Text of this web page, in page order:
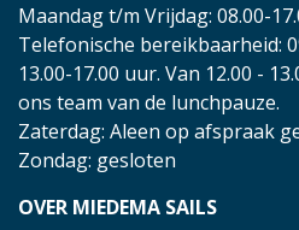
Maandag t/m Vrijdag: 08.00-
Telefonische bereikbaarheid:
13.00-17.00 uur. Van 12.00 -
ons team van de lunchpauze.
Zaterdag: Aleen op afspraak
Zondag: gesloten
OVER MIEDEMA SAILS